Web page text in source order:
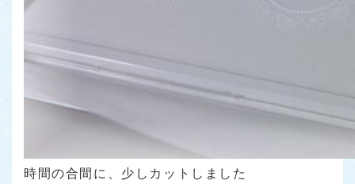
時間の合間に、少しカットしました